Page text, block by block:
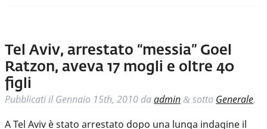
Tel Aviv, arrestato “messia” Goel
Ratzon, aveva 17 mogli e oltre 40
figli
Pubblicati ilGennaio 15th, 2010 daadmin & sotto Generale.
A Tel Aviv è stato arrestato dopo una lunga indagine il